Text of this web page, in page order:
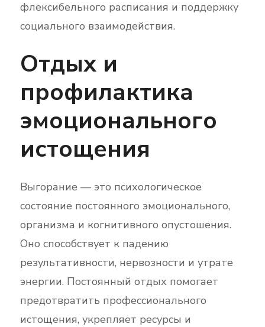
флексибельного расписания и поддержку
социального взаимодействия.
Отдых и
профилактика
эмоционального
истощения
Выгорание — это психологическое
состояние постоянного эмоционального,
организма и когнитивного опустошения.
Оно способствует к падению
результативности, нервозности и утрате
энергии. Постоянный отдых помогает
предотвратить профессионального
истощения, укрепляет ресурсы и